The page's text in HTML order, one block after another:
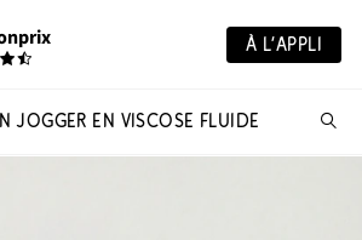
À L’APPLI
de
JOGGER EN VISCOSE FLUIDE